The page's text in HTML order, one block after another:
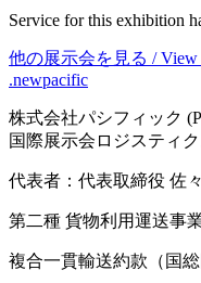
Service for this exhibition
他の展示会を見る / View
.newpacific
株式会社パシフィック
国際展示会ロジスティ
代表者：代表取締役 佐
第二種 貨物利用運送事
複合一貫輸送約款（国総